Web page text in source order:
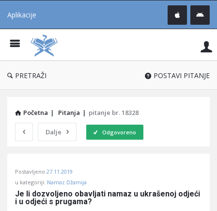
Aplikacije
®
PRETRAŽI POSTAVI PITANJE
Početna | Pitanja | pitanje br. 18328
Dalje Odgovoreno
Učene
Latest
Postavljeno 27.11.2019
u kategoriji: Namaz Džamija
Je li dozvoljeno obavljati namaz u ukrašenoj odjeći
i u odjeći s prugama?